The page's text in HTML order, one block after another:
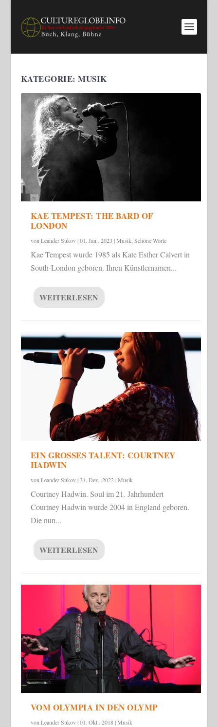
KATEGORIE:MUSIK
KAE TEMPEST: THE BARD OF
LONDON
vonLeander Sukov|01. Jan.. 2023 |Musik,Schöne Worte
Kae Tempest wurde 1985 als Kate Esther Calvert in
South-London geboren. Ihren Künstlernamen...
WEITERLESEN
EIN GROSSES TALENT: COURTNEY H
ADWIN
von Leander Sukov|31. Dez.. 2022|Musik
Courtney Hadwin. Soul im 21. Jahrhundert
Courtney Hadwin wurde 2004 in England geboren.
Die nun...
WEITERLESEN
VOM OLYMPIA IN DEN OLYMP
von Leander Sukov|01. Okt.. 2018|Musik